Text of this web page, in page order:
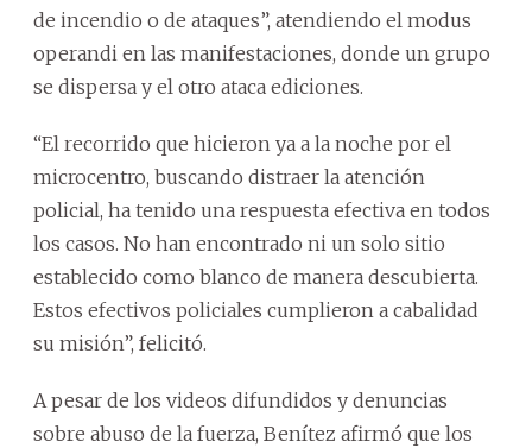
de incendio o de ataques”, atendiendo el modus
operandi en las manifestaciones, donde un grupo
se dispersa y el otro ataca ediciones.
“El recorrido que hicieron ya a la noche por el
microcentro, buscando distraer la atención
policial, ha tenido una respuesta efectiva en todos
los casos. No han encontrado ni un solo sitio
establecido como blanco de manera descubierta.
Estos efectivos policiales cumplieron a cabalidad
su misión”, felicitó.
A pesar de los videos difundidos y denuncias
sobre abuso de la fuerza, Benítez afirmó que los